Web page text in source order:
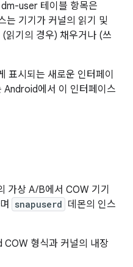
user 테이블 항목은
는 기기가 커널의 읽기 및
읽기의 경우) 채우거나 (쓰
표시되는 새로운 인터페이
Android에서 이 인터페이스
가상 A/B에서 COW 기기
snapuserd 데몬의 인스
COW 형식과 커널의 내장